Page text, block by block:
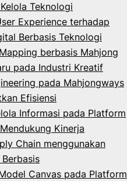
Teknologi
Experience terhadap
Berbasis Teknologi
berbasis Mahjong
pada Industri Kreatif
pada Mahjongways
Efisiensi
Informasi pada Platform
Kinerja
Chain menggunakan
Canvas pada Platform